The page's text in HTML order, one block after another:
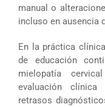
manual o
incluso en ausencia
En la práctica
de educación
mielopatía
evaluación
retrasos